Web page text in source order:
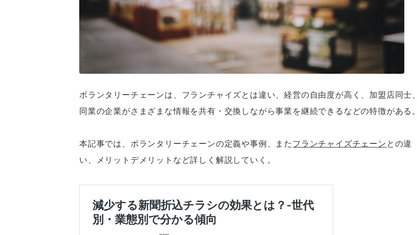
ボランタリーチェーンは、フランチャイズとは違い、経営の自由度が高く、加盟店同士、
同業の企業がさまざまな情報を共有・交換しながら事業を継続できるなどの特徴がある。
本記事では、ボランタリーチェーンの定義や事例、また フランチャイズチェーン との違
い、メリットデメリットなど詳しく解説していく。